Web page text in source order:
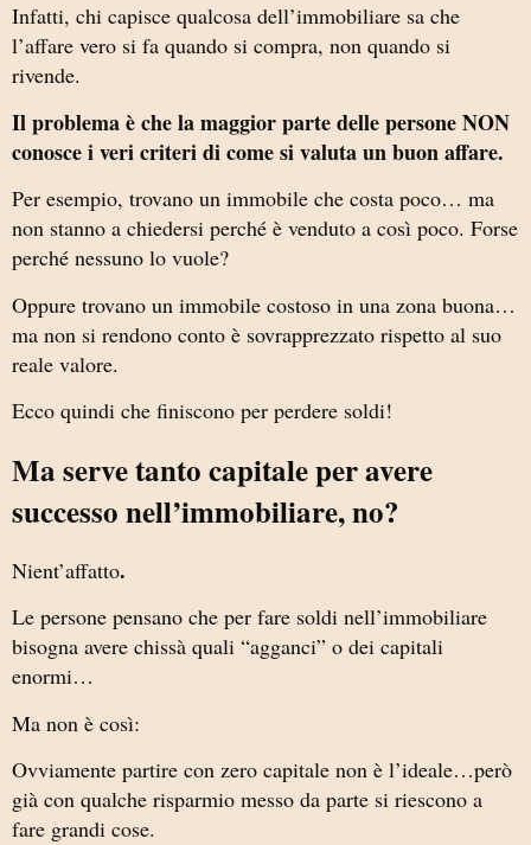
Infatti, chi capisce qualcosa dell’immobiliare sa che
l’affare vero si fa quando si compra, non quando si
rivende.
Il problema è che la maggior parte delle persone NON
conosce i veri criteri di come si valuta un buon affare.
Per esempio, trovano un immobile che costa poco… ma
non stanno a chiedersi perché è venduto a così poco. Forse
perché nessuno lo vuole?
Oppure trovano un immobile costoso in una zona buona…
ma non si rendono conto è sovrapprezzato rispetto al suo
reale valore.
Ecco quindi che finiscono per perdere soldi!
Ma serve tanto capitale per avere
successo nell’immobiliare, no?
Nient’affatto.
Le persone pensano che per fare soldi nell’immobiliare
bisogna avere chissà quali “agganci” o dei capitali
enormi…
Ma non è così:
Ovviamente partire con zero capitale non è l’ideale…però
già con qualche risparmio messo da parte si riescono a
fare grandi cose.